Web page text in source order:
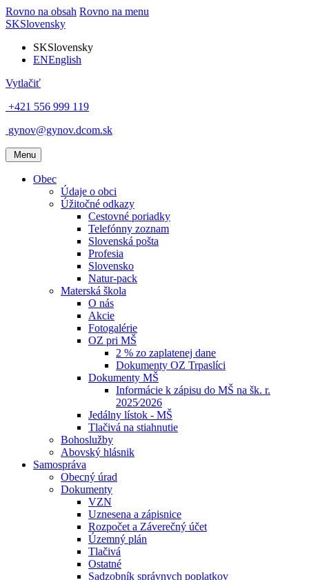
Rovno na obsah Rovno na menu
SKSlovensky
SKSlovensky
ENEnglish
Vytlačiť
+421 556 999 119
gynov@gynov.dcom.sk
Menu
Obec
Údaje o obci
Úžitočné odkazy
Cestovné poriadky
Telefónny zoznam
Slovenská pošta
Profesia
Slovensko
Natur-pack
Materská škola
O nás
Akcie
Fotogalérie
OZ pri MŠ
2 % zo zaplatenej dane
Dokumenty OZ Trpaslíci
Dokumenty MŠ
Informácie k zápisu do MŠ na šk. r.
2025⁄2026
Jedálny lístok - MŠ
Tlačivá na stiahnutie
Bohoslužby
Abovský hlásnik
Samospráva
Obecný úrad
Dokumenty
VZN
Uznesena a zápisnice
Rozpočet a Záverečný účet
Územný plán
Tlačivá
Ostatné
Sadzobník správnych poplatkov